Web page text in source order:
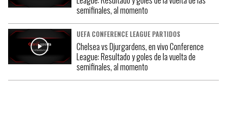
semifinales, al momento
UEFA CONFERENCE LEAGUE PARTIDOS
Chelsea vs Djurgardens, en vivo Conference
League: Resultado y goles de la vuelta de
semifinales, al momento